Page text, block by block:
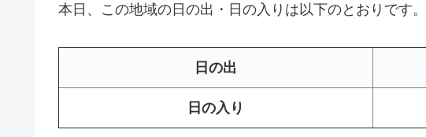
本日、この地域の日の出・日の入りは以下のとおりです。
日の出
日の入り